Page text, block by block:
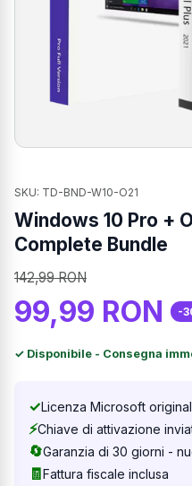
SKU: TD-BND-W10-O21
Windows 10 Pro +
Complete Bundle
142,99 RON
99,99 RON -
✓ Disponibile - Consegna
✓Licenza Microsoft
⚡Chiave di attivazione
🔄Garanzia di 30 giorni -
🧾Fattura fiscale inclusa